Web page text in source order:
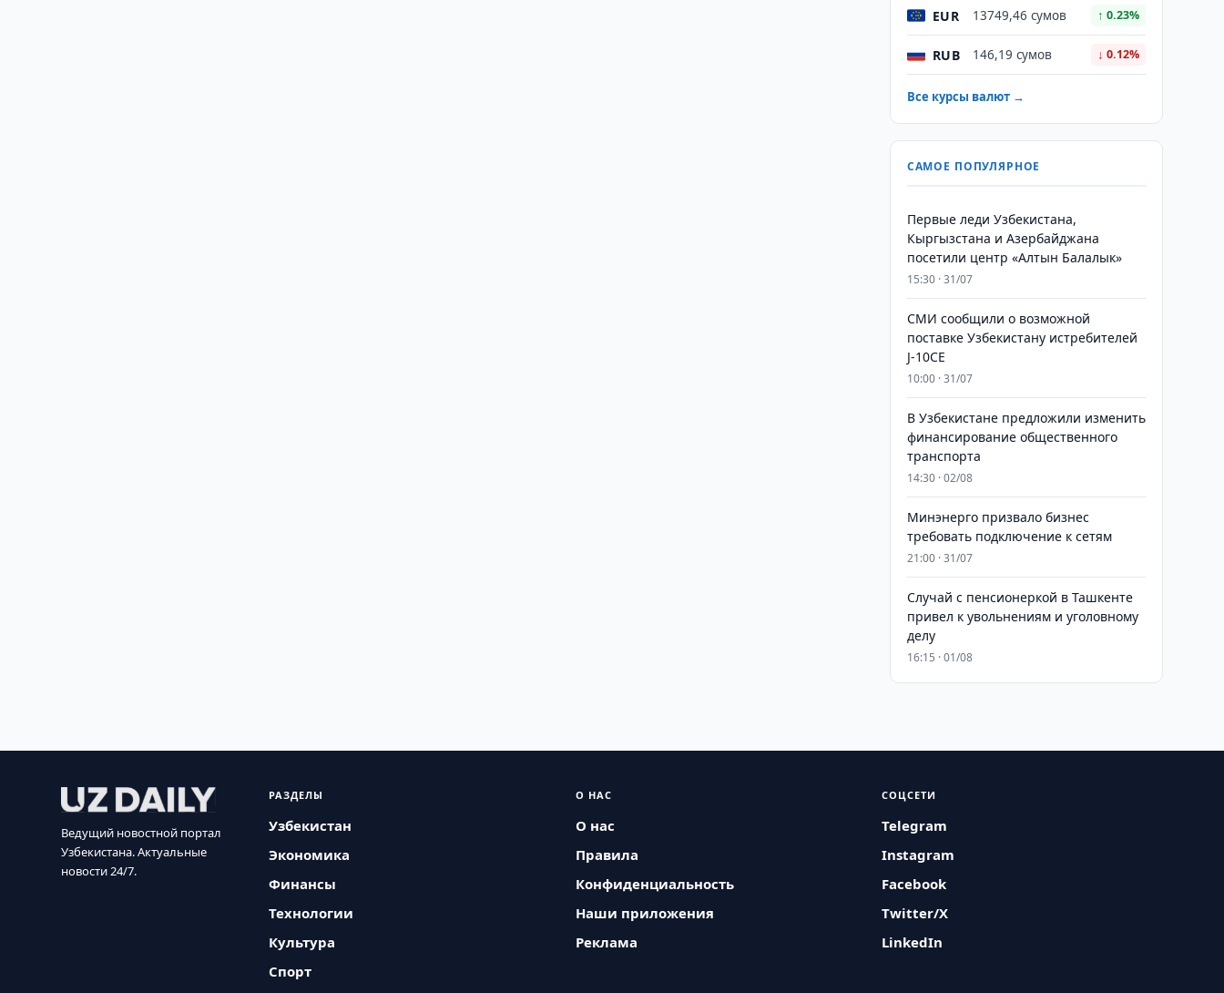
EUR 13749,46 сумов ↑ 0.23%
RUB 146,19 сумов ↓ 0.12%
Все курсы валют →
САМОЕ ПОПУЛЯРНОЕ
Первые леди Узбекистана,
Кыргызстана и Азербайджана
посетили центр «Алтын Балалык»
15:30 · 31/07
СМИ сообщили о возможной
поставке Узбекистану истребителей
J-10CE
10:00 · 31/07
В Узбекистане предложили изменить
финансирование общественного
транспорта
14:30 · 02/08
Минэнерго призвало бизнес
требовать подключение к сетям
21:00 · 31/07
Случай с пенсионеркой в Ташкенте
привел к увольнениям и уголовному
делу
16:15 · 01/08
Ведущий новостной портал
Узбекистана. Актуальные
новости 24/7.
РАЗДЕЛЫ
Узбекистан
Экономика
Финансы
Технологии
Культура
Спорт
О НАС
О нас
Правила
Конфиденциальность
Наши приложения
Реклама
СОЦСЕТИ
Telegram
Instagram
Facebook
Twitter/X
LinkedIn